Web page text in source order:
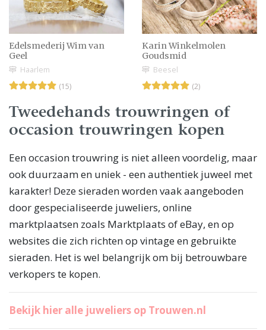
Edelsmederij Wim van
Geel
Haarlem
(15)
Karin Winkelmolen
Goudsmid
Beesel
(2)
Tweedehands trouwringen of
occasion trouwringen kopen
Een occasion trouwring is niet alleen voordelig, maar
ook duurzaam en uniek - een authentiek juweel met
karakter! Deze sieraden worden vaak aangeboden
door gespecialiseerde juweliers, online
marktplaatsen zoals Marktplaats of eBay, en op
websites die zich richten op vintage en gebruikte
sieraden. Het is wel belangrijk om bij betrouwbare
verkopers te kopen.
Bekijk hier alle juweliers op Trouwen.nl